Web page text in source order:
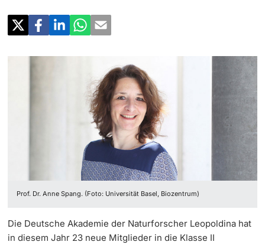
Dozierende
weitere Informationen
‡ ‡ ‡ ‡ ‡ ‡ ‡ ‡
‡ ‡ ‡ ‡ ‡ ‡ ‡ ‡ ‡ ‡ ‡ ‡ ‡ ‡ ‡ ‡ ‡ ‡ ‡ ‡ ‡ ‡ ‡ ‡ ‡ ‡ ‡ ‡ ‡ ‡ ‡ ‡
Prof. Dr. Anne Spang. (Foto: Universität Basel, Biozentrum)
Die Deutsche Akademie der Naturforscher Leopoldina hat
in diesem Jahr 23 neue Mitglieder in die Klasse II